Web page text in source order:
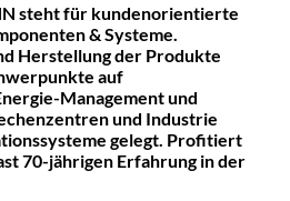
steht für kundenorientierte
& Systeme.
Herstellung der Produkte
auf
Management und
und Industrie
gelegt. Profitiert
70-jährigen Erfahrung in der